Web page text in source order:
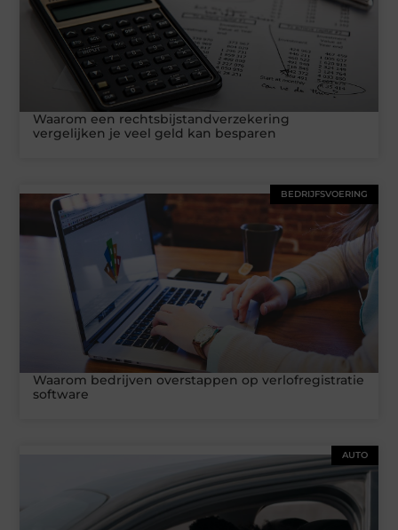
Waarom een rechtsbijstandverzekering
vergelijken je veel geld kan besparen
BEDRIJFSVOERING
Waarom bedrijven overstappen op verlofregistratie
software
AUTO